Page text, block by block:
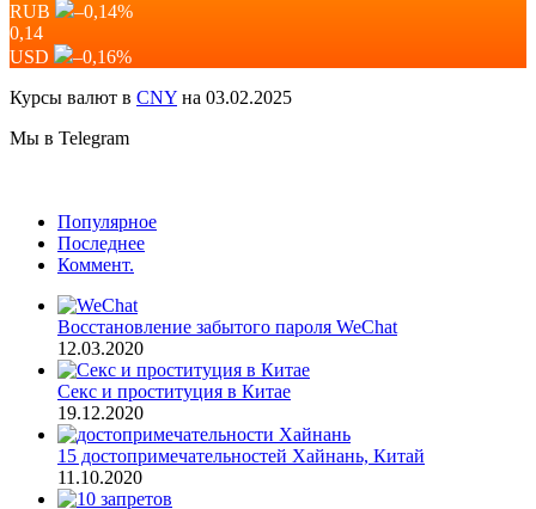
RUB
–0,14%
0,14
USD
–0,16%
Курсы валют в CNY на 03.02.2025
Мы в Telegram
Популярное
Последнее
Коммент.
Восстановление забытого пароля WeChat
12.03.2020
Секс и проституция в Китае
19.12.2020
15 достопримечательностей Хайнань, Китай
11.10.2020